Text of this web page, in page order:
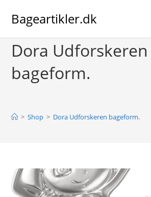
Bageartikler.dk
Dora Udforskeren
bageform.
> Shop > Dora Udforskeren bageform.